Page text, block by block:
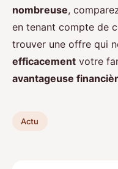
nombreuse,
en tenant compte de
trouver une offre qui
efficacement votre
avantageuse
Actu